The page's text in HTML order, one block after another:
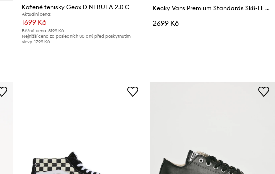
Kožené tenisky Geox D NEBULA 2.0 C
Aktuální cena:
1699 Kč
Běžná cena: 3199 Kč
Nejnižší cena za posledních 30 dnů před poskytnutím
slevy: 1799 Kč
Kecky Vans Premium Standards Sk8-Hi Reissue 38
2699 Kč